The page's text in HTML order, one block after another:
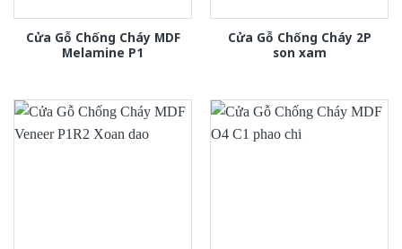
Cửa Gỗ Chống Cháy MDF
Melamine P1
Cửa Gỗ Chống Cháy 2P
son xam